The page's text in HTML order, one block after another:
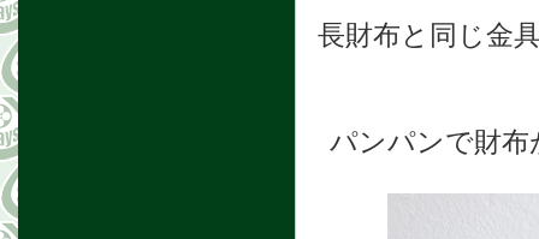
長財布と同じ金
パンパンで財布